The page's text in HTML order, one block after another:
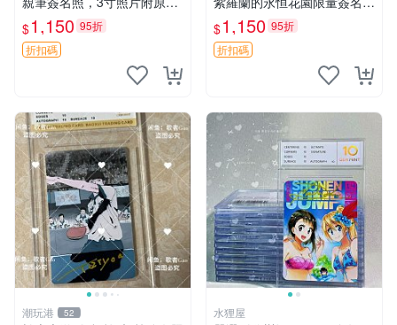
卡磚。收藏級面簽照，適合藝
術愛好者收藏與展示。 3寸
簽名 照片
$1,150 95折
折扣碼
卡，3寸帶原裝卡磚 日本中古
收藏推薦 薇爾莉特 曜佳奈 筆
記本
$1,150 95折
折扣碼
潮玩港 52 水狸屋